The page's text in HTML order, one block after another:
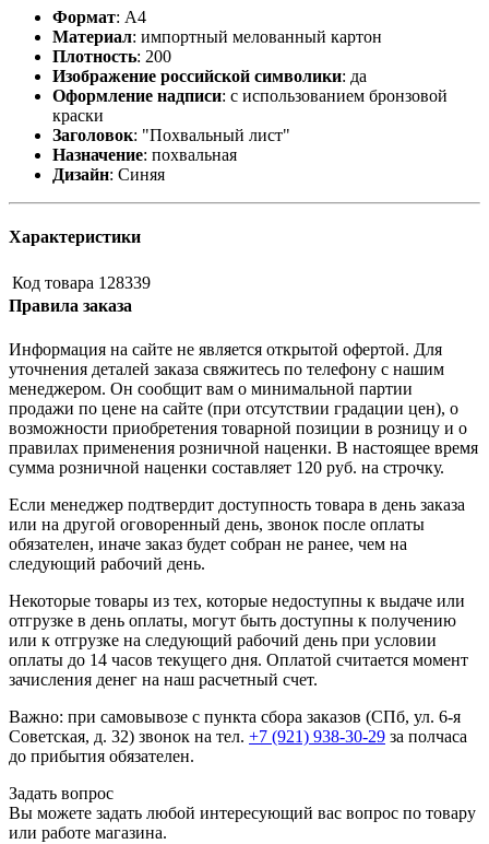
Формат: А4
Материал: импортный мелованный картон
Плотность: 200
Изображение российской символики: да
Оформление надписи: с использованием бронзовой
краски
Заголовок: "Похвальный лист"
Назначение: похвальная
Дизайн: Синяя
Характеристики
Код товара 128339
Правила заказа
Информация на сайте не является открытой офертой. Для
уточнения деталей заказа свяжитесь по телефону с нашим
менеджером. Он сообщит вам о минимальной партии
продажи по цене на сайте (при отсутствии градации цен), о
возможности приобретения товарной позиции в розницу и о
правилах применения розничной наценки. В настоящее время
сумма розничной наценки составляет 120 руб. на строчку.
Если менеджер подтвердит доступность товара в день заказа
или на другой оговоренный день, звонок после оплаты
обязателен, иначе заказ будет собран не ранее, чем на
следующий рабочий день.
Некоторые товары из тех, которые недоступны к выдаче или
отгрузке в день оплаты, могут быть доступны к получению
или к отгрузке на следующий рабочий день при условии
оплаты до 14 часов текущего дня. Оплатой считается момент
зачисления денег на наш расчетный счет.
Важно: при самовывозе с пункта сборa заказов (СПб, ул. 6-я
Советская, д. 32) звонок на тел. +7 (921) 938-30-29 за полчаса
до прибытия обязателен.
Задать вопрос
Вы можете задать любой интересующий вас вопрос по товару
или работе магазина.